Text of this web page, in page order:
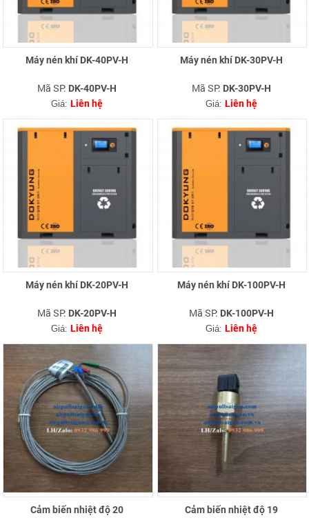
Máy nén khí DK-40PV-H
Mã SP: DK-40PV-H
Giá: Liên hệ
Máy nén khí DK-30PV-H
Mã SP: DK-30PV-H
Giá: Liên hệ
Máy nén khí DK-20PV-H
Mã SP: DK-20PV-H
Giá: Liên hệ
Máy nén khí DK-100PV-H
Mã SP: DK-100PV-H
Giá: Liên hệ
Cảm biến nhiệt độ 20 Cảm biến nhiệt độ 19